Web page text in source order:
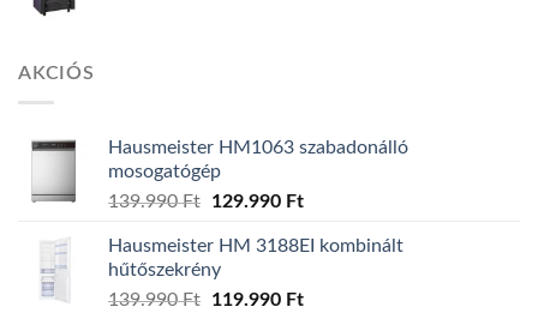
AKCIÓS
Hausmeister HM1063 szabadonálló
mosogatógép
139.990Ft
Original
was:
139.990 Ft.
129.990 FtCurrent
is:
Hausmeister HM 3188EI kombinált
hűtőszekrény
139.990Ft
Original
119.990 FtCurrent